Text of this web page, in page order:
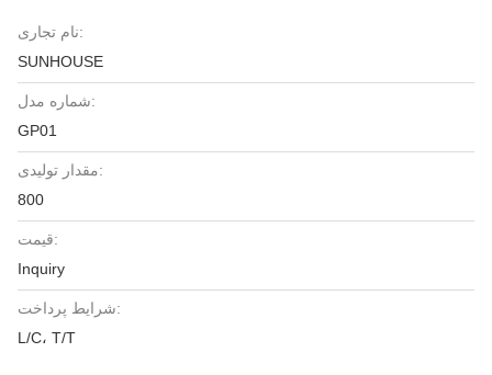
نام تجاری:
SUNHOUSE
شماره مدل:
GP01
مقدار تولیدی:
800
قیمت:
Inquiry
شرایط پرداخت:
L/C، T/T